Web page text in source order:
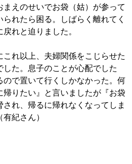
まえのせいでお袋（姑）が参って
られたら困る。しばらく離れてく
れと迫りました。
これ以上、夫婦関係をこじらせた
した。息子のことが心配でした
ので置いて行くしかなかった。何
帰りたい』と言いましたが『お袋
され、帰るに帰れなくなってしま
紀さん）